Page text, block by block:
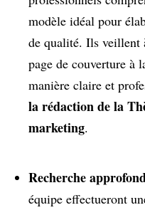
modèle idéal pour
de qualité. Ils veillent
page de couverture à
manière claire et
la rédaction de la
marketing.
Recherche
équipe effectueront